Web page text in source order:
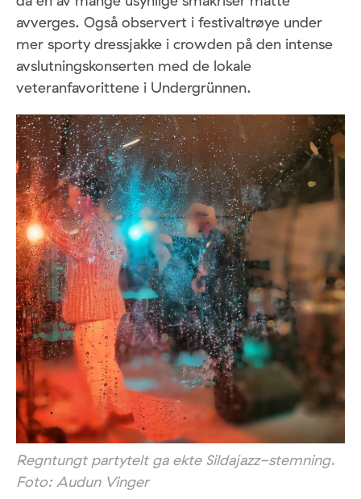
avverges. Også observert i festivaltrøye under
mer sporty dressjakke i crowden på den intense
avslutningskonserten med de lokale
veteranfavorittene i Undergrünnen.
Regntungt partytelt ga ekte Sildajazz-stemning.
Foto: Audun Vinger